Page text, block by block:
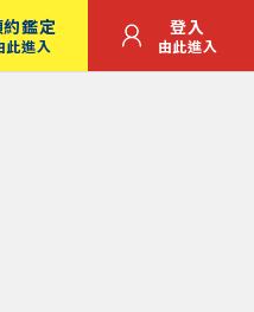
鑑定
此進入
登入
由此進入